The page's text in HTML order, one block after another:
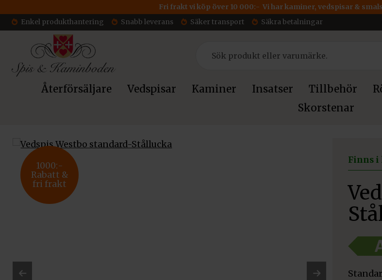
Fri frakt vi köp över 10 000:- Vi har kaminer, vedspisar &
Enkel produkthantering
Snabb leverans Säker transport Säkra betalningar
Återförsäljare Vedspisar Kaminer Insatser Tillbehör
Skorstenar
1000:-
Rabatt &
fri frakt
Finns i